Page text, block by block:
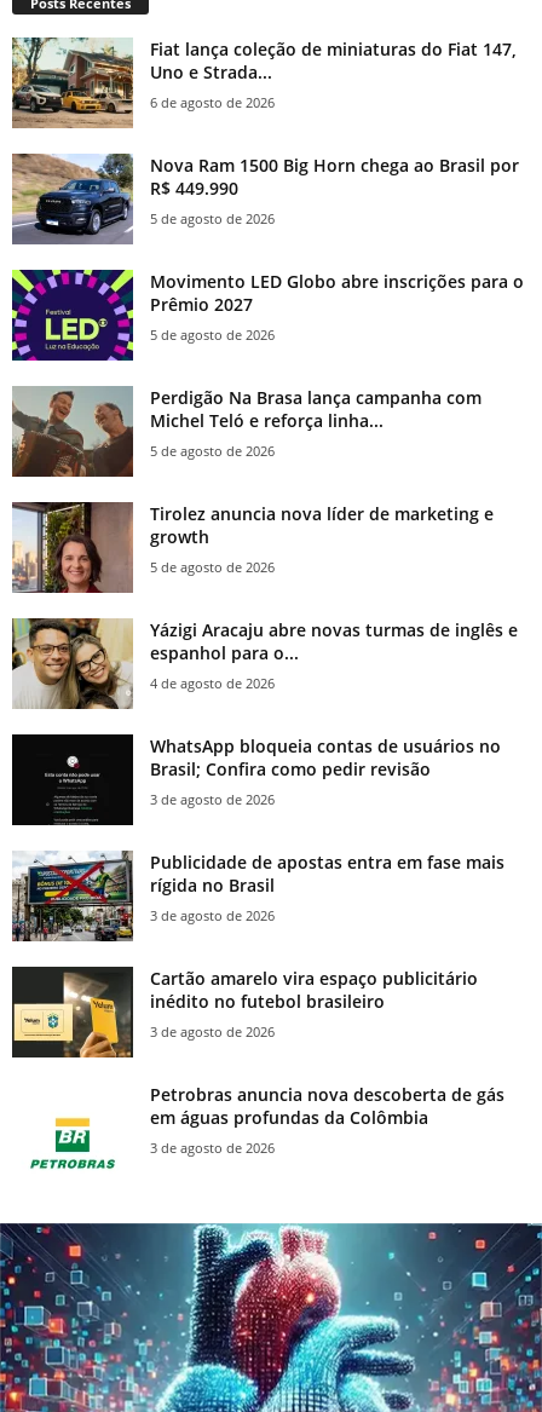
Fiat lança coleção de miniaturas do Fiat 147,
Uno e Strada...
6 de agosto de 2026
Nova Ram 1500 Big Horn chega ao Brasil por
R$ 449.990
5 de agosto de 2026
Movimento LED Globo abre inscrições para o
Prêmio 2027
5 de agosto de 2026
Perdigão Na Brasa lança campanha com
Michel Teló e reforça linha...
5 de agosto de 2026
Tirolez anuncia nova líder de marketing e
growth
5 de agosto de 2026
Yázigi Aracaju abre novas turmas de inglês e
espanhol para o...
4 de agosto de 2026
WhatsApp bloqueia contas de usuários no
Brasil; Confira como pedir revisão
3 de agosto de 2026
Publicidade de apostas entra em fase mais
rígida no Brasil
3 de agosto de 2026
Cartão amarelo vira espaço publicitário
inédito no futebol brasileiro
3 de agosto de 2026
Petrobras anuncia nova descoberta de gás
em águas profundas da Colômbia
3 de agosto de 2026